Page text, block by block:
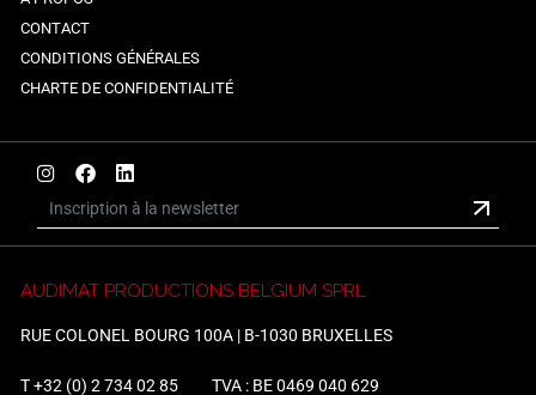
CONTACT
CONDITIONS GÉNÉRALES
CHARTE DE CONFIDENTIALITÉ
AUDIMAT PRODUCTIONS BELGIUM SPRL
RUE COLONEL BOURG 100A | B-1030 BRUXELLES
T+32 (0) 2 734 02 85 TVA : BE 0469 040 629